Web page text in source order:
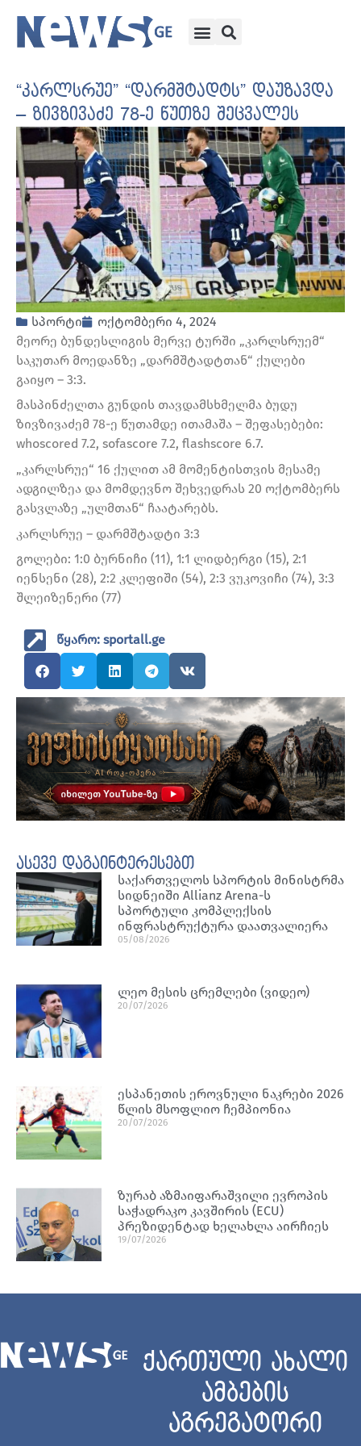
“კარლსრუე” “დარმშტადტს” დაუზავდა
– ზივზივაძე 78-ე წუთზე შეცვალეს
სპორტი
ოქტომბერი 4, 2024
მეორე ბუნდესლიგის მერვე ტურში „კარლსრუემ“
საკუთარ მოედანზე „დარმშტადტთან“ ქულები
გაიყო – 3:3.
მასპინძელთა გუნდის თავდამსხმელმა ბუდუ
ზივზივაძემ 78-ე წუთამდე ითამაშა – შეფასებები:
whoscored 7.2, sofascore 7.2, flashscore 6.7.
„კარლსრუე“ 16 ქულით ამ მომენტისთვის მესამე
ადგილზეა და მომდევნო შეხვედრას 20 ოქტომბერს
გასვლაზე „ულმთან“ ჩაატარებს.
კარლსრუე – დარმშტადტი 3:3
გოლები: 1:0 ბურნიჩი (11), 1:1 ლიდბერგი (15), 2:1
იენსენი (28), 2:2 კლეფიში (54), 2:3 ვუკოვიჩი (74), 3:3
შლეიზენერი (77)
წყარო: sportall.ge
ასევე დაგაინტერესებთ
საქართველოს სპორტის მინისტრმა
სიდნეიში Allianz Arena-ს
სპორტული კომპლექსის
ინფრასტრუქტურა დაათვალიერა
05/08/2026
ლეო მესის ცრემლები (ვიდეო)
20/07/2026
ესპანეთის ეროვნული ნაკრები 2026
წლის მსოფლიო ჩემპიონია
20/07/2026
ზურაბ აზმაიფარაშვილი ევროპის
საჭადრაკო კავშირის (ECU)
პრეზიდენტად ხელახლა აირჩიეს
19/07/2026
ქართული ახალი
ამბების
აგრეგატორი